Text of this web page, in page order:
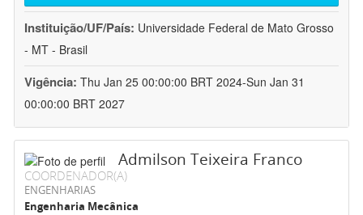
Instituição/UF/País: Universidade Federal de Mato Grosso
- MT - Brasil
Vigência: Thu Jan 25 00:00:00 BRT 2024-Sun Jan 31
00:00:00 BRT 2027
Admilson Teixeira Franco
COORDENADOR(A)
ENGENHARIAS
Engenharia Mecânica